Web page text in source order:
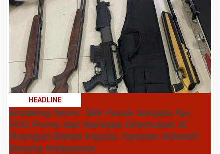
HEADLINE
Breaking News: 995 Pucuk Senjata Api,
VCD Porno dan Narkoba Ditemukan di
Ruangan Bekas Kepala Yayasan Sekolah
Swasta Kebayoran